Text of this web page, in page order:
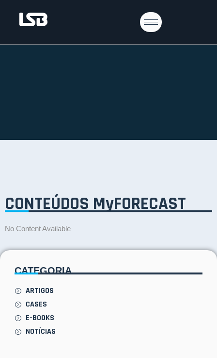
CONTEÚDOS MyFORECAST
No Content Available
CATEGORIA
ARTIGOS
CASES
E-BOOKS
NOTÍCIAS